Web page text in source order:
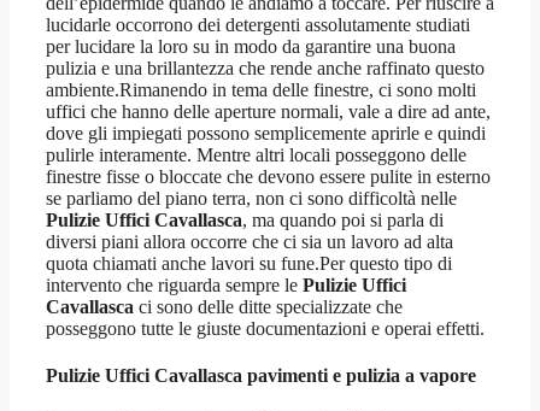
lucidarle occorrono dei detergenti assolutamente studiati
per lucidare la loro su in modo da garantire una buona
pulizia e una brillantezza che rende anche raffinato questo
ambiente.Rimanendo in tema delle finestre, ci sono molti
uffici che hanno delle aperture normali, vale a dire ad ante,
dove gli impiegati possono semplicemente aprirle e quindi
pulirle interamente. Mentre altri locali posseggono delle
finestre fisse o bloccate che devono essere pulite in esterno
se parliamo del piano terra, non ci sono difficoltà nelle
Pulizie Uffici Cavallasca, ma quando poi si parla di
diversi piani allora occorre che ci sia un lavoro ad alta
quota chiamati anche lavori su fune.Per questo tipo di
intervento che riguarda sempre le Pulizie Uffici
Cavallasca ci sono delle ditte specializzate che
posseggono tutte le giuste documentazioni e operai effetti.
Pulizie Uffici Cavallasca pavimenti e pulizia a vapore